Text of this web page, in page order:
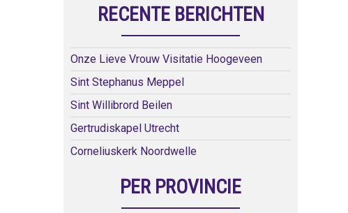
RECENTE BERICHTEN
Onze Lieve Vrouw Visitatie Hoogeveen
Sint Stephanus Meppel
Sint Willibrord Beilen
Gertrudiskapel Utrecht
Corneliuskerk Noordwelle
PER PROVINCIE